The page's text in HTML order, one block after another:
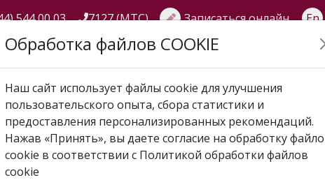
544 00 03 7127 (МТС) Записаться онлайн En
ГЛАВНАЯ О НАС УСЛУГИ АКЦИИ СПЕЦИАЛИСТЫ
Елена - Семёнов Дмитрий Михайлович
ЕЛЕНА - СЕМЁНОВ
Обработка файлов COOKIE
Наш сайт использует файлы cookie для улучшения
пользовательского опыта, сбора статистики и
предоставления персонализированных рекомендаций.
Нажав «Принять», вы даете согласие на обработку
cookie в соответствии с Политикой обработки файлов
cookie